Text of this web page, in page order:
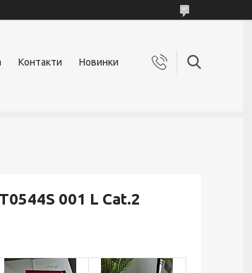
Контакти Новинки
001 L Cat.2